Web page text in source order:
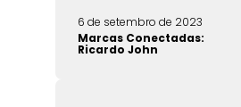
6 de setembro de 2023
Marcas Conectadas:
Ricardo John